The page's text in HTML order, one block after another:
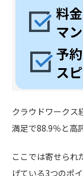
クラウドワークス
満足で88.9％と高
ここでは寄せられ
げている3つのポ